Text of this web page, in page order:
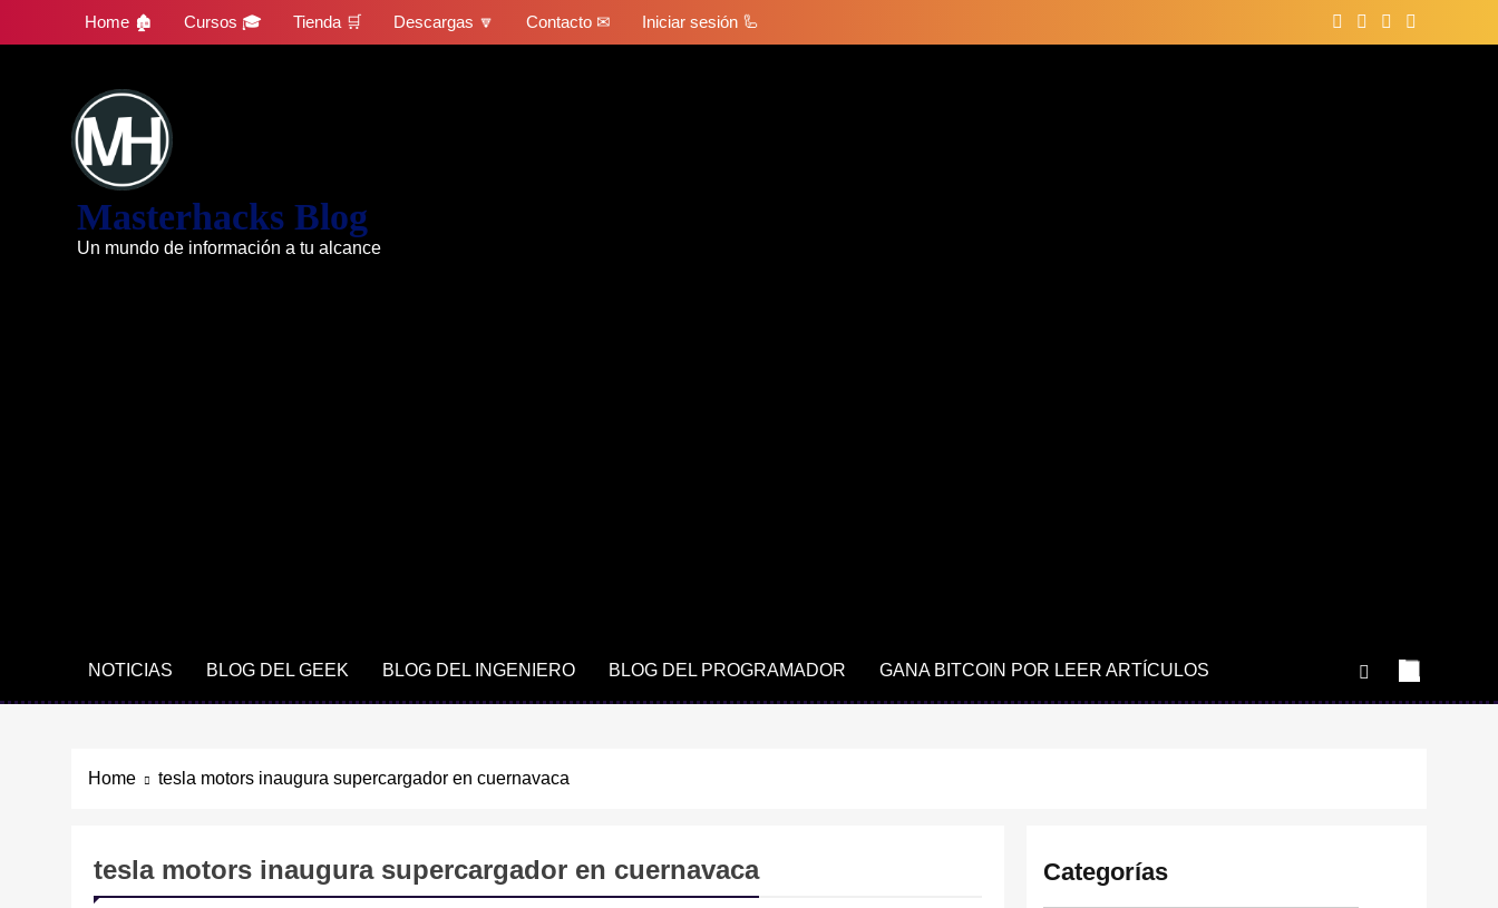
Home 🏚 Cursos 🎓 Tienda 🛒 Descargas 🔽 Contacto ✉ Iniciar sesión 🦾
Masterhacks Blog
Un mundo de información a tu alcance
NOTICIAS BLOG DEL GEEK BLOG DEL INGENIERO BLOG DEL PROGRAMADOR GANA BITCOIN POR LEER ARTÍCULOS
Home tesla motors inaugura supercargador en cuernavaca
tesla motors inaugura supercargador en cuernavaca Categorías